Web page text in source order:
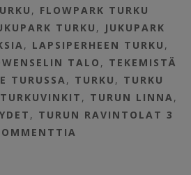
, FLOWPARK TURKU
TURKU , JUKUPARK
, LAPSIPERHEEN TURKU ,
TALO , TEKEMISTÄ
TURUSSA , TURKU , TURKU
TURKUVINKIT , TURUN LINNA ,
, TURUN RAVINTOLAT 3